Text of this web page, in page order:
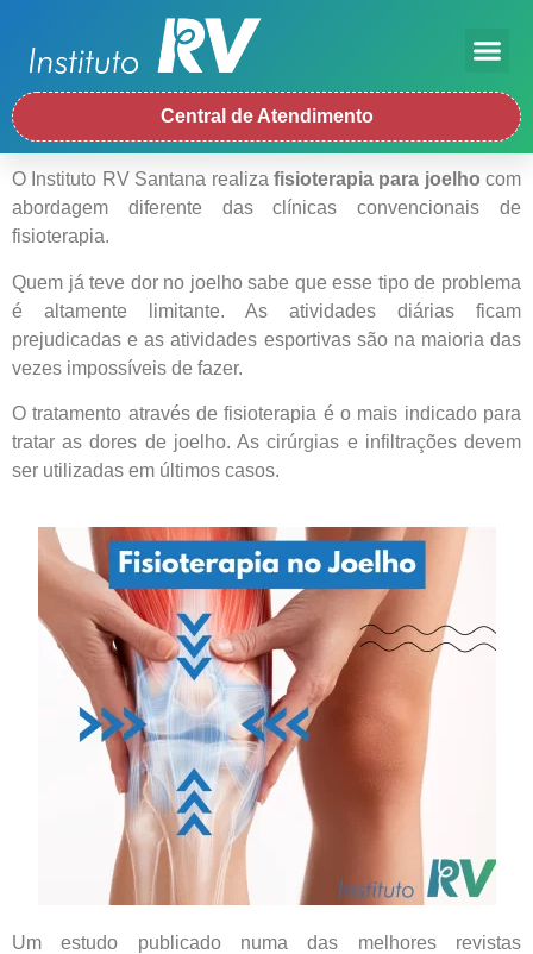
Central de Atendimento
O Instituto RV Santana realiza fisioterapia para joelho com
abordagem diferente das clínicas convencionais de
fisioterapia.
Quem já teve dor no joelho sabe que esse tipo de problema
é altamente limitante. As atividades diárias ficam
prejudicadas e as atividades esportivas são na maioria das
vezes impossíveis de fazer.
O tratamento através de fisioterapia é o mais indicado para
tratar as dores de joelho. As cirúrgias e infiltrações devem
ser utilizadas em últimos casos.⠀
Um estudo publicado numa das melhores revistas